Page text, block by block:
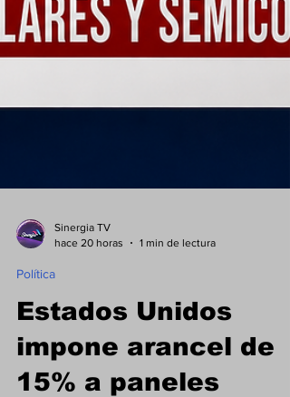
hace 20 horas
Política
Estados Unidos
impone arancel de